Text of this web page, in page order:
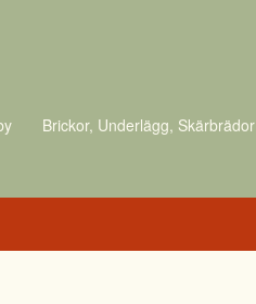
Brickor, Underlägg, Skärbrädor